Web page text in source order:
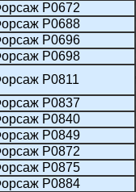
P0672
P0688
P0696
P0698
P0811
P0837
P0840
P0849
P0872
P0875
P0884